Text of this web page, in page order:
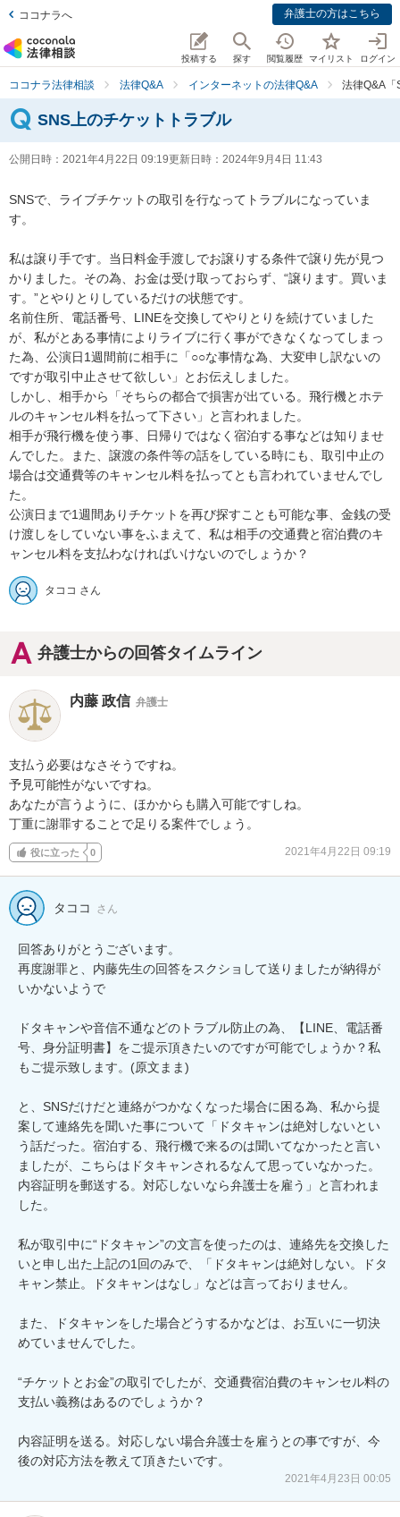
ココナラへ 弁護士の方はこちら
投稿する 探す 閲覧履歴 マイリスト ログイン
ココナラ法律相談 法律Q&A インターネットの法律Q&A 法律Q&A
SNS上のチケットトラブル
公開日時： 2021年4月22日 09:19更新日時： 2024年9月4日 11:43
SNSで、ライブチケットの取引を行なってトラブルになっていま
す。
私は譲り手です。当日料金手渡しでお譲りする条件で譲り先が見つ
かりました。その為、お金は受け取っておらず、“譲ります。買いま
す。”とやりとりしているだけの状態です。
名前住所、電話番号、LINEを交換してやりとりを続けていました
が、私がとある事情によりライブに行く事ができなくなってしまっ
た為、公演日1週間前に相手に「○○な事情な為、大変申し訳ないの
ですが取引中止させて欲しい」とお伝えしました。
しかし、相手から「そちらの都合で損害が出ている。飛行機とホテ
ルのキャンセル料を払って下さい」と言われました。
相手が飛行機を使う事、日帰りではなく宿泊する事などは知りませ
んでした。また、譲渡の条件等の話をしている時にも、取引中止の
場合は交通費等のキャンセル料を払ってとも言われていませんでし
た。
公演日まで1週間ありチケットを再び探すことも可能な事、金銭の受
け渡しをしていない事をふまえて、私は相手の交通費と宿泊費のキ
ャンセル料を支払わなければいけないのでしょうか？
タココ さん
弁護士からの回答タイムライン
内藤 政信 弁護士
支払う必要はなさそうですね。
予見可能性がないですね。
あなたが言うように、ほかからも購入可能ですしね。
丁重に謝罪することで足りる案件でしょう。
役に立った 0 2021年4月22日 09:19
タココ さん
回答ありがとうございます。
再度謝罪と、内藤先生の回答をスクショして送りましたが納得が
いかないようで
ドタキャンや音信不通などのトラブル防止の為、【LINE、電話番
号、身分証明書】をご提示頂きたいのですが可能でしょうか？私
もご提示致します。(原文まま)
と、SNSだけだと連絡がつかなくなった場合に困る為、私から提
案して連絡先を聞いた事について「ドタキャンは絶対しないとい
う話だった。宿泊する、飛行機で来るのは聞いてなかったと言い
ましたが、こちらはドタキャンされるなんて思っていなかった。
内容証明を郵送する。対応しないなら弁護士を雇う」と言われま
した。
私が取引中に“ドタキャン”の文言を使ったのは、連絡先を交換した
いと申し出た上記の1回のみで、「ドタキャンは絶対しない。ドタ
キャン禁止。ドタキャンはなし」などは言っておりません。
また、ドタキャンをした場合どうするかなどは、お互いに一切決
めていませんでした。
“チケットとお金”の取引でしたが、交通費宿泊費のキャンセル料の
支払い義務はあるのでしょうか？
内容証明を送る。対応しない場合弁護士を雇うとの事ですが、今
2021年4月23日 00:05